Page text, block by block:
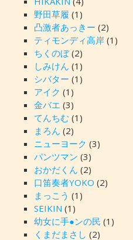
野田草履 (1)
凸激者あっきー (2)
ティモンディ高岸(1)
ちくのぼ(2)
しみけん (1)
シバター (1)
アイク (1)
金バエ (3)
てんちむ (1)
まろん (2)
ニューヨーク (3)
パンツマン (3)
おかだくん (2)
口笛奏者YOKO (2)
まっこう (1)
SEIKIN (1)
幼女に手●ンの民 (1)
くまだまさし (2)